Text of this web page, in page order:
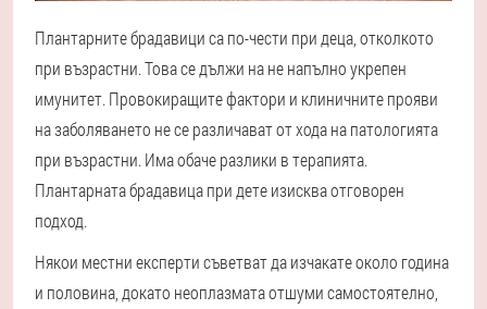
Плантарните брадавици са по-чести при деца, отколкото
при възрастни. Това се дължи на не напълно укрепен
имунитет. Провокиращите фактори и клиничните прояви
на заболяването не се различават от хода на патологията
при възрастни. Има обаче разлики в терапията.
Плантарната брадавица при дете изисква отговорен
подход.
Някои местни експерти съветват да изчакате около година
и половина, докато неоплазмата отшуми самостоятелно,